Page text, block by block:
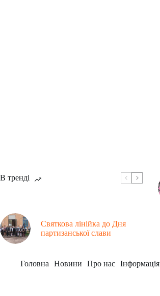
В тренді
Святкова лінійка до Дня
партизанської слави
Головна Новини Про нас Інформація